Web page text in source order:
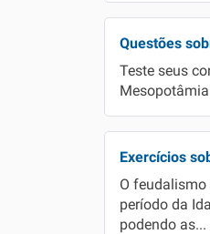
Questões
Teste seus
Exercícios
O
período da
podendo as...